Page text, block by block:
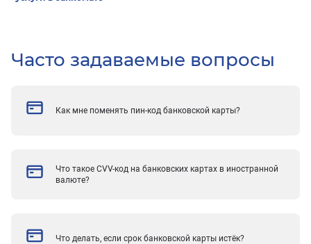
Часто задаваемые вопросы
Как мне поменять пин-код банковской карты?
Что такое CVV-код на банковских картах в иностранной
валюте?
Что делать, если срок банковской карты истёк?